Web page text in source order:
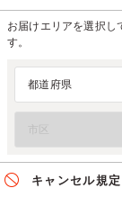
お届けエリアを選択し
す。
キャンセル規定